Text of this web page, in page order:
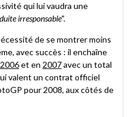
qui lui vaudra une
irresponsable".
de se montrer moins
avec succès : il enchaîne
2006et en 2007avec un total
valent un contrat officiel
pour 2008, aux côtés de